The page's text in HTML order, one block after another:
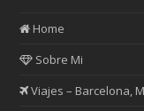
Home
Sobre Mi
Viajes – Barcelona,